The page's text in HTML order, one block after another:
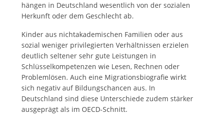
hängen in Deutschland wesentlich von der sozialen
Herkunft oder dem Geschlecht ab.
Kinder aus nichtakademischen Familien oder aus
sozial weniger privilegierten Verhältnissen erzielen
deutlich seltener sehr gute Leistungen in
Schlüsselkompetenzen wie Lesen, Rechnen oder
Problemlösen. Auch eine Migrationsbiografie wirkt
sich negativ auf Bildungschancen aus. In
Deutschland sind diese Unterschiede zudem stärker
ausgeprägt als im OECD-Schnitt.